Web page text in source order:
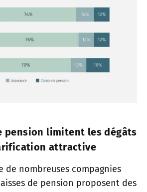
pension limitent les dégâts
attractive
de nombreuses compagnies
de pension proposent des